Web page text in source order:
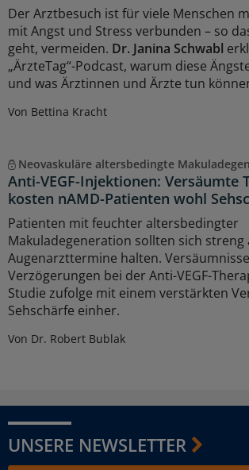
Der Arztbesuch ist für viele Menschen
mit Angst und Stress verbunden – so
geht, vermeiden. Dr. Janina Schwabl
„ÄrzteTag“-Podcast, warum diese
und was Ärztinnen und Ärzte tun
Von Bettina Kracht
Neovaskuläre altersbedingte
Anti-VEGF-Injektionen: Versäumte
kosten nAMD-Patienten wohl
Patienten mit feuchter altersbedingter
Makuladegeneration sollten sich streng
Augenarzttermine halten.
Verzögerungen bei der Anti-VEGF-
Studie zufolge mit einem verstärkten
Sehschärfe einher.
Von Dr. Robert Bublak
UNSERE NEWSLETTER